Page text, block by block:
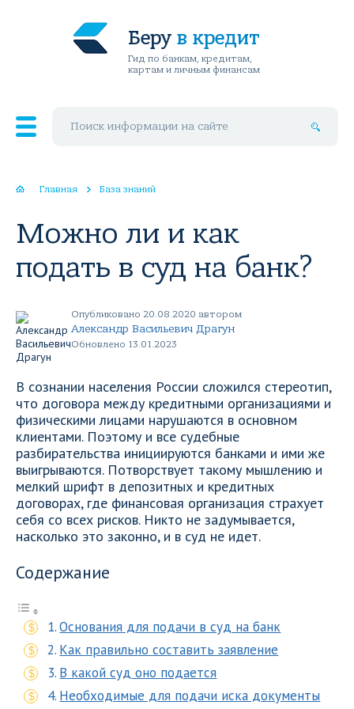
Беру в кредит
Гид по банкам, кредитам,
картам и личным финансам
Главная База знаний
Можно ли и как
подать в суд на банк?
Опубликовано 20.08.2020 автором
Александр Васильевич Драгун
Обновлено 13.01.2023
В сознании населения России сложился стереотип,
что договора между кредитными организациями и
физическими лицами нарушаются в основном
клиентами. Поэтому и все судебные
разбирательства инициируются банками и ими же
выигрываются. Потворствует такому мышлению и
мелкий шрифт в депозитных и кредитных
договорах, где финансовая организация страхует
себя со всех рисков. Никто не задумывается,
насколько это законно, и в суд не идет.
Содержание
Основания для подачи в суд на банк
Как правильно составить заявление
В какой суд оно подается
Необходимые для подачи иска документы